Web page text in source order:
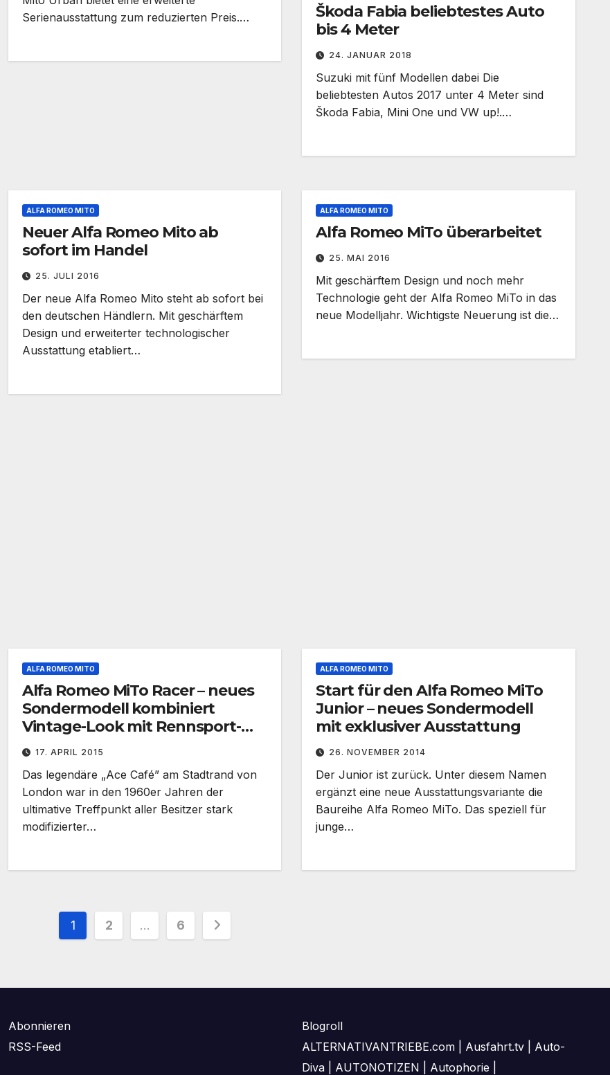
Serienausstattung zum reduzierten Preis.…
Škoda Fabia beliebtestes Auto
bis 4 Meter
24. JANUAR 2018
Suzuki mit fünf Modellen dabei Die
beliebtesten Autos 2017 unter 4 Meter sind
Škoda Fabia, Mini One und VW up!.…
ALFA ROMEO MITO
Neuer Alfa Romeo Mito ab
sofort im Handel
25. JULI 2016
Der neue Alfa Romeo Mito steht ab sofort bei
den deutschen Händlern. Mit geschärftem
Design und erweiterter technologischer
Ausstattung etabliert…
ALFA ROMEO MITO
Alfa Romeo MiTo überarbeitet
25. MAI 2016
Mit geschärftem Design und noch mehr
Technologie geht der Alfa Romeo MiTo in das
neue Modelljahr. Wichtigste Neuerung ist die…
ALFA ROMEO MITO
Alfa Romeo MiTo Racer – neues
Sondermodell kombiniert
Vintage-Look mit Rennsport-
inspiriertem Stil
17. APRIL 2015
Das legendäre „Ace Café” am Stadtrand von
London war in den 1960er Jahren der
ultimative Treffpunkt aller Besitzer stark
modifizierter…
ALFA ROMEO MITO
Start für den Alfa Romeo MiTo
Junior – neues Sondermodell
mit exklusiver Ausstattung
26. NOVEMBER 2014
Der Junior ist zurück. Unter diesem Namen
ergänzt eine neue Ausstattungsvariante die
Baureihe Alfa Romeo MiTo. Das speziell für
junge…
Seitennummerierung
Beiträge
1 2 … 6
Abonnieren
RSS-Feed
Blogroll
ALTERNATIVANTRIEBE.com
Ausfahrt.tv
Auto-
Diva
AUTONOTIZEN Autophorie